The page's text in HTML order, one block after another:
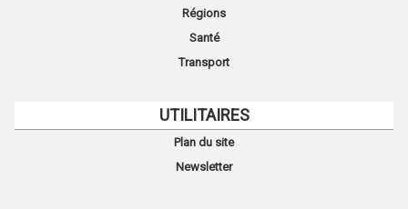
Régions
Santé
Transport
UTILITAIRES
Plan du site
Newsletter